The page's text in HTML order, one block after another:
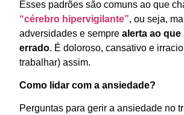
Esses padrões são comuns ao que
“cérebro hipervigilante”, ou seja,
adversidades e sempre alerta ao que
errado. É doloroso, cansativo e
trabalhar) assim.
Como lidar com a ansiedade?
Perguntas para gerir a ansiedade no